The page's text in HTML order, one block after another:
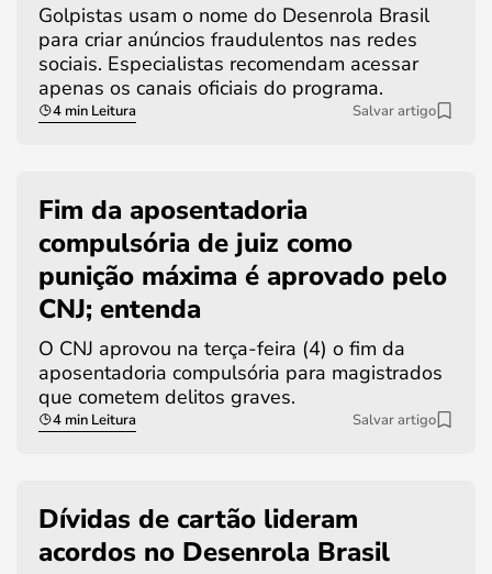
Golpistas usam o nome do Desenrola Brasil
para criar anúncios fraudulentos nas redes
sociais. Especialistas recomendam acessar
apenas os canais oficiais do programa.
4 min Leitura Salvar artigo
Fim da aposentadoria
compulsória de juiz como
punição máxima é aprovado pelo
CNJ; entenda
O CNJ aprovou na terça-feira (4) o fim da
aposentadoria compulsória para magistrados
que cometem delitos graves.
4 min Leitura Salvar artigo
Dívidas de cartão lideram
acordos no Desenrola Brasil